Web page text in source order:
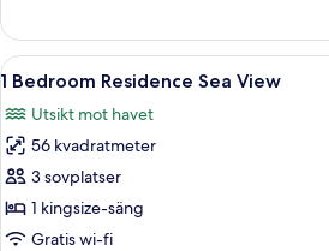
Bedroom
Residence
Garden
Öppna
alla
foton
för
1
Bedroom
Residence
Ett
7
1 Bedroom Residence Sea View
Utsikt mot havet
56 kvadratmeter
3 sovplatser
1 kingsize-säng
Gratis wi-fi